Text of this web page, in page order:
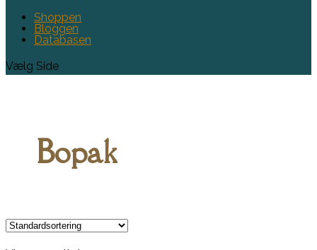
Shoppen
Bloggen
Databasen
Vælg Side
Bopak